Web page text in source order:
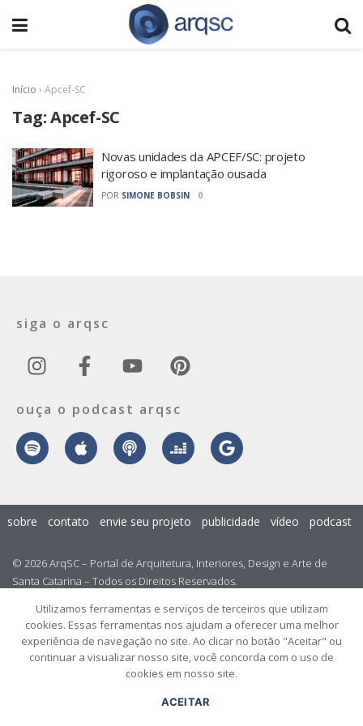
Início › Apcef-SC
Tag:Apcef-SC
Novas unidades da APCEF/SC: projeto
rigoroso e implantação ousada
POR SIMONE BOBSIN 0
siga o arqsc
ouça o podcast arqsc
© 2026 ArqSC – Portal de Arquitetura, Interiores, Design e Arte de
Santa Catarina – Todos os Direitos Reservados.
sobre contato envie seu projeto publicidade vídeo podcast
Utilizamos ferramentas e serviços de terceiros que utilizam
cookies. Essas ferramentas nos ajudam a oferecer uma melhor
experiência de navegação no site. Ao clicar no botão "Aceitar" ou
continuar a visualizar nosso site, você concorda com o uso de
cookies em nosso site.
ACEITAR